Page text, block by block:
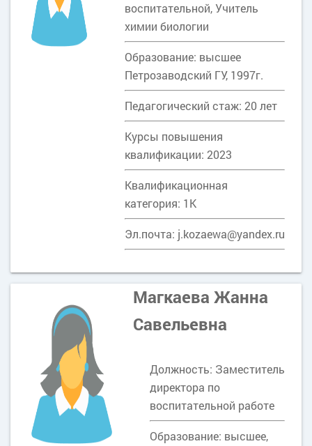
воспитательной, Учитель
химии биологии
Образование: высшее
Петрозаводский ГУ, 1997г.
Педагогический стаж: 20 лет
Курсы повышения
квалификации: 2023
Квалификационная
категория: 1К
Эл.почта: j.kozaewa@yandex.ru
Магкаева Жанна
Савельевна
Должность: Заместитель
директора по
воспитательной работе
Образование: высшее,